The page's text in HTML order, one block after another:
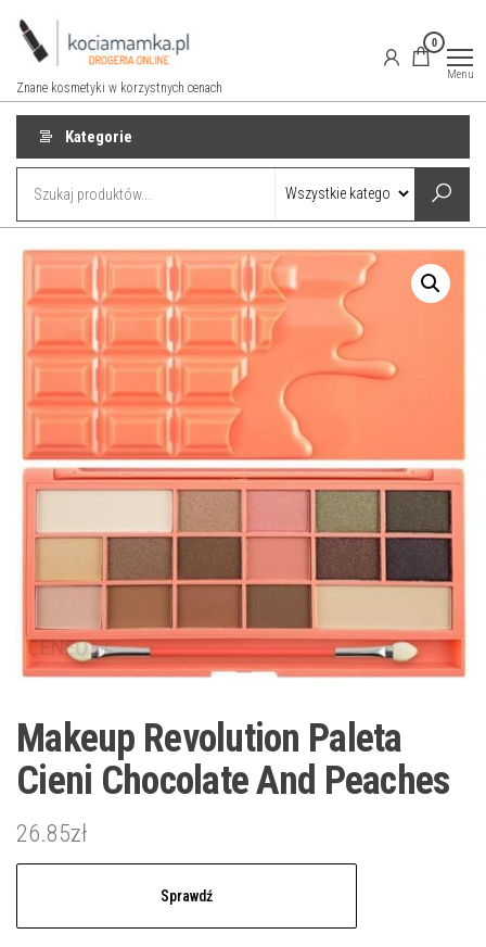
Przejdź
Znane kosmetyki w korzystnych cenach
0
Menu
Kategorie
Makeup Revolution Paleta
Cieni Chocolate And Peaches
26.85zł
Sprawdź